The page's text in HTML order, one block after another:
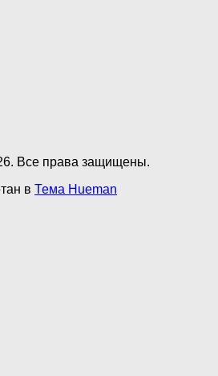
Все права защищены.
в Тема Hueman